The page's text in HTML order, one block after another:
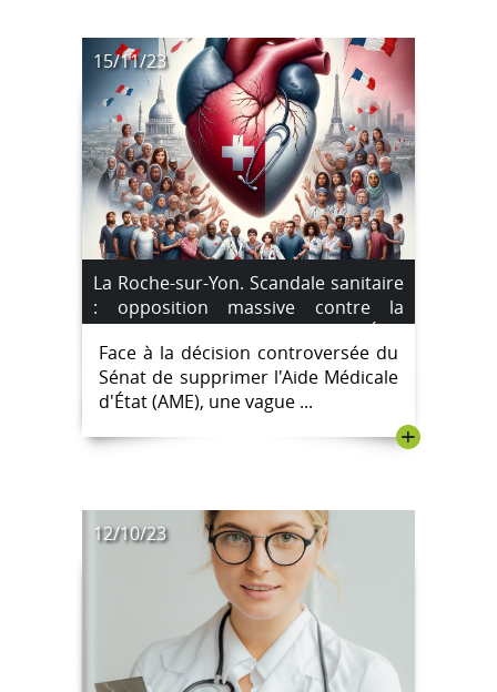
15/11/23
La Roche-sur-Yon. Scandale sanitaire
: opposition massive contre la
suppression de l’Aide Médicale d’État
Face à la décision controversée du
Sénat de supprimer l'Aide Médicale
d'État (AME), une vague ...
+
12/10/23